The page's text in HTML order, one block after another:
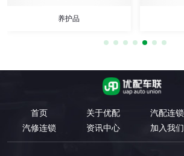
养护品
首页 关于优配 汽配连锁
汽修连锁
资讯中心 加入我们